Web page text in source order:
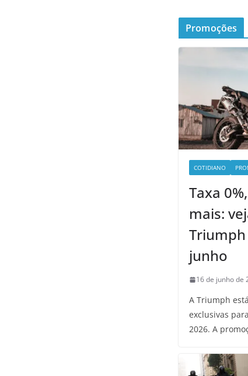
Promoções
COTIDIANO
Taxa
mais:
junho
16 de junho de
A Triumph
exclusivas
2026. A